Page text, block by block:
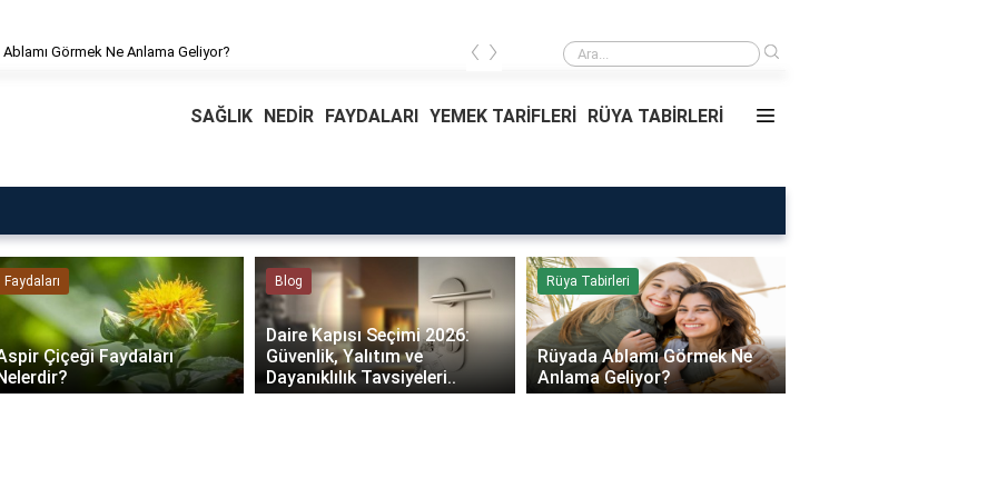
Rüyada Ablamı Görmek Ne Anlama Geliyor? Daire Kapısı Seçimi 2026: Güvenlik, Yalıtım ve Dayanıklılık
‹ ›
SAĞLIK NEDİR FAYDALARI YEMEK TARİFLERİ RÜYA TABİRLERİ
Faydaları
Çiçeği Faydaları
Blog
Daire Kapısı Seçimi 2026:
Güvenlik, Yalıtım ve
Dayanıklılık Tavsiyeleri..
Rüya Tabirleri
Rüyada Ablamı Görmek Ne
Anlama Geliyor?